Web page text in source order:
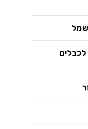
לכבלים